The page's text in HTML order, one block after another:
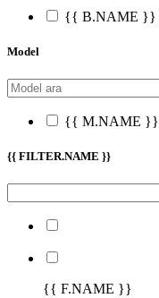
{{ B.NAME }}
Model
{{ M.NAME }}
{{ FILTER.NAME }}
{{ F.NAME }}